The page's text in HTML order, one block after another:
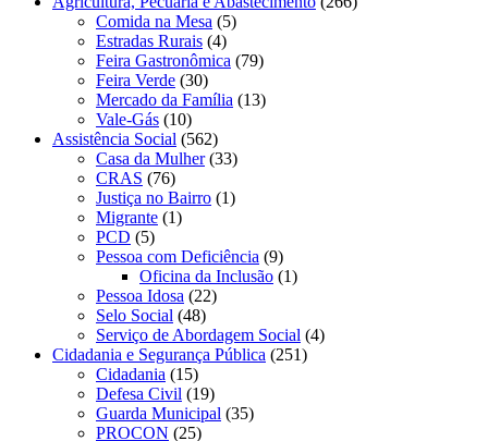
Comida na Mesa (5)
Estradas Rurais (4)
Feira Gastronômica (79)
Feira Verde (30)
Mercado da Família (13)
Vale-Gás (10)
Assistência Social (562)
Casa da Mulher(33)
CRAS (76)
Justiça no Bairro (1)
Migrante (1)
PCD (5)
Pessoa com Deficiência (9)
Oficina da Inclusão (1)
Pessoa Idosa (22)
Selo Social (48)
Serviço de Abordagem Social (4)
Cidadania e Segurança Pública (251)
Cidadania (15)
Defesa Civil (19)
Guarda Municipal (35)
PROCON (25)